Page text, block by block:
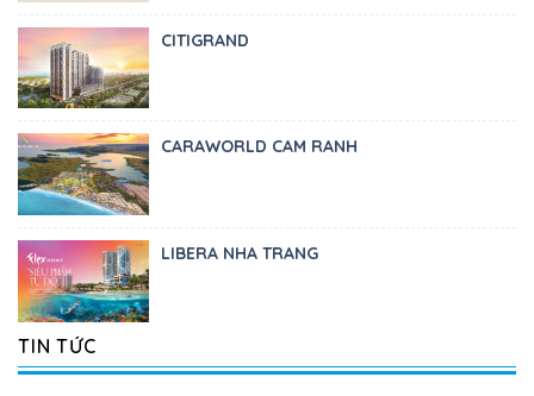
CITIGRAND
CARAWORLD CAM RANH
LIBERA NHA TRANG
TIN TỨC